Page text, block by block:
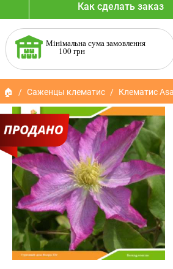
Как сделать заказ
Мінімальна сума замовлення
100 грн
🏠 Саженцы клематис Клематис